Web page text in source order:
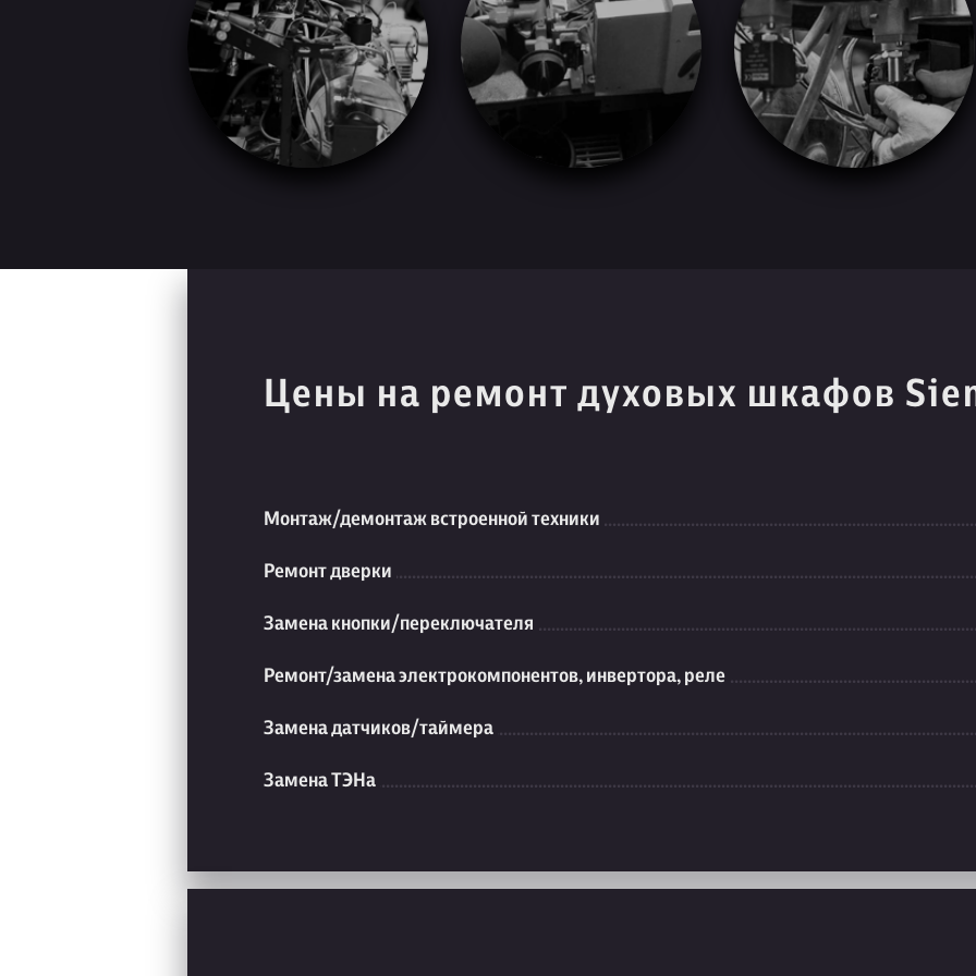
Цены на ремонт духовых шкафов
Монтаж/демонтаж встроенной техники
Ремонт дверки
Замена кнопки/переключателя
Ремонт/замена электрокомпонентов, инвертора, реле
Замена датчиков/таймера
Замена ТЭНа